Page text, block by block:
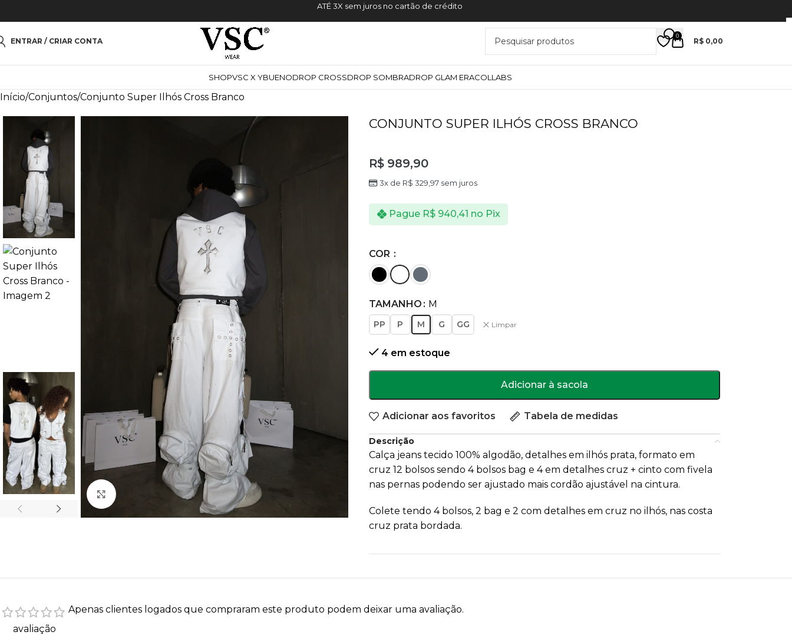
10%OFF NA PRIMEIRA COMPRA CUPOMVSCW10
ENTRAR / CRIAR CONTA
0
R$0,00
SHOPVSC X YBUENODROP CROSSDROP SOMBRADROP GLAM ERACOLLABS
Início Conjuntos Conjunto Super Ilhós Cross Branco
Clique para ampliar
CONJUNTO SUPER ILHÓS CROSS BRANCO
R$989,90
3x de R$ 329,97sem juros
Pague R$940,41 no Pix
COR
TAMANHO M
PP P M G GG Limpar
4 em estoque
Adicionar à sacola
Adicionar aos favoritos Tabela de medidas
Descrição
Calça jeans tecido 100% algodão, detalhes em ilhós prata, formato em
cruz 12 bolsos sendo 4 bolsos bag e 4 em detalhes cruz + cinto com fivela
nas pernas podendo ser ajustado mais cordão ajustável na cintura.
Colete tendo 4 bolsos, 2 bag e 2 com detalhes em cruz no ilhós, nas costa
cruz prata bordada.
avaliação
Apenas clientes logados que compraram este produto podem deixar uma avaliação.